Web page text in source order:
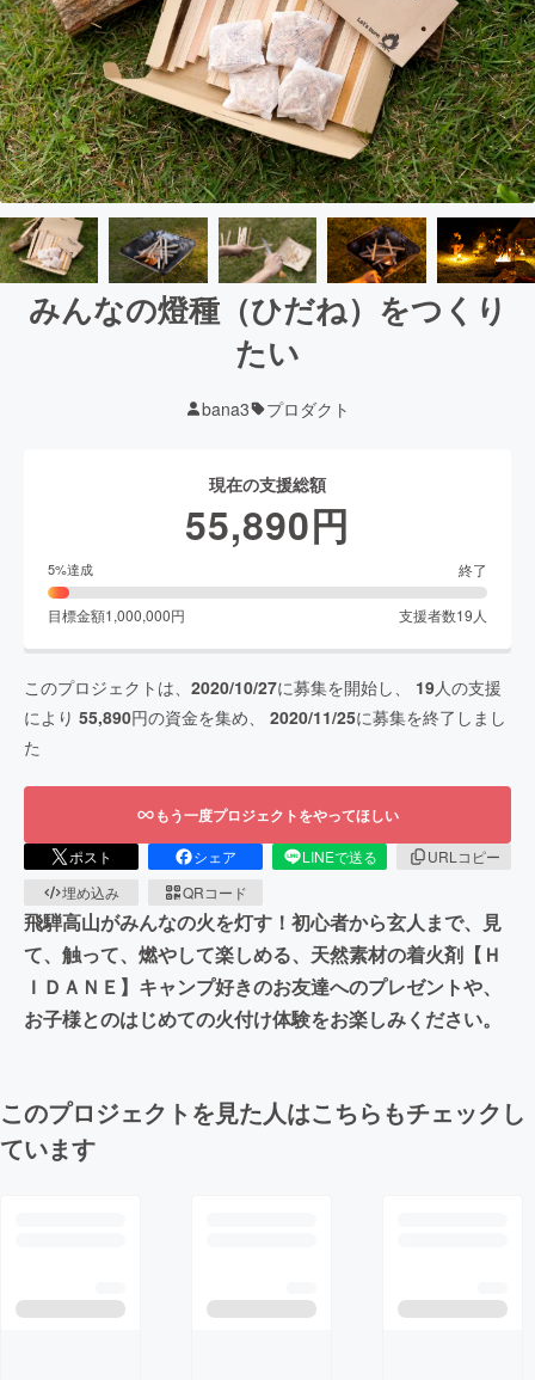
みんなの燈種（ひだね）をつくり
たい
bana3 プロダクト
現在の支援総額
55,890円
5%達成 終了
目標金額1,000,000円 支援者数19 人
このプロジェクトは、 2020/10/27に募集を開始し、 19人の支援
により 55,890円の資金を集め、 2020/11/25に募集を終了しまし
た
もう一度プロジェクトをやってほしい
ポスト シェア LINEで送る
URLコピー
埋め込み
QRコード
飛騨高山がみんなの火を灯す！初心者から玄人まで、見
て、触って、燃やして楽しめる、天然素材の着火剤【Ｈ
ＩＤＡＮＥ】キャンプ好きのお友達へのプレゼントや、
お子様とのはじめての火付け体験をお楽しみください。
このプロジェクトを見た人はこちらもチェックし
ています